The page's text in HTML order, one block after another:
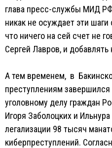
глава пресс-службы МИД
никак не осуждает эти
что ничего на сей счет не
Сергей Лавров, и добавлять
А тем временем, в
преступлениям
уголовному делу граждан
Игоря Заболоцких и
легализации 98 тысяч
киберпреступлений.